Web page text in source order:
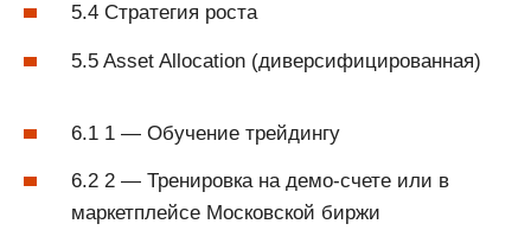
5.4 Стратегия роста
5.5 Asset Allocation (диверсифицированная)
6.1 1 — Обучение трейдингу
6.2 2 — Тренировка на демо-счете или в
маркетплейсе Московской биржи